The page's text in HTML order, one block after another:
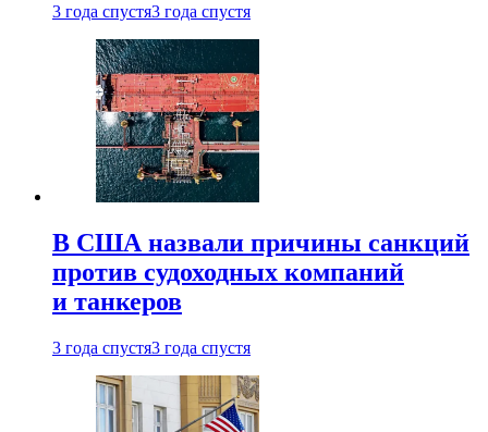
3 года спустя3 года спустя
В США назвали причины санкций
против судоходных компаний
и танкеров
3 года спустя3 года спустя